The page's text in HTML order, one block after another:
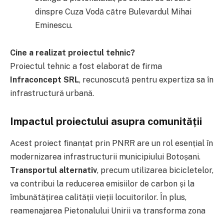
dinspre Cuza Vodă către Bulevardul Mihai
Eminescu.
Cine a realizat proiectul tehnic?
Proiectul tehnic a fost elaborat de firma
Infraconcept SRL, recunoscută pentru expertiza sa în
infrastructură urbană.
Impactul proiectului asupra comunității
Acest proiect finanțat prin PNRR are un rol esențial în
modernizarea infrastructurii municipiului Botoșani.
Transportul alternativ, precum utilizarea bicicletelor,
va contribui la reducerea emisiilor de carbon și la
îmbunătățirea calității vieții locuitorilor. În plus,
reamenajarea Pietonalului Unirii va transforma zona